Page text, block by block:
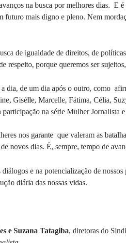
na busca por melhores dias. E
futuro mais digno e pleno. Nem
de igualdade de direitos, de
respeito, porque queremos ser
de um dia após o outro, como
Gisélle, Marcelle, Fátima, Célia,
na série Mulher Jornalista
nos garante que valeram as
novos dias. É, sempre, tempo de
e na potencialização de
diária das nossas vidas.
e Suzana Tatagiba, diretoras do